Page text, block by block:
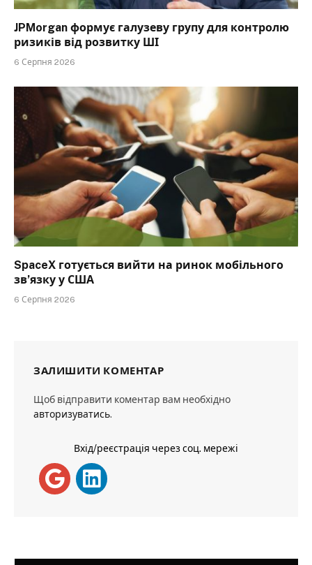
JPMorgan формує галузеву групу для контролю
ризиків від розвитку ШІ
6 Серпня 2026
SpaceX готується вийти на ринок мобільного
зв’язку у США
6 Серпня 2026
ЗАЛИШИТИ КОМЕНТАР
Щоб відправити коментар вам необхідно
авторизуватись.
Вхід/реєстрація через соц. мережі